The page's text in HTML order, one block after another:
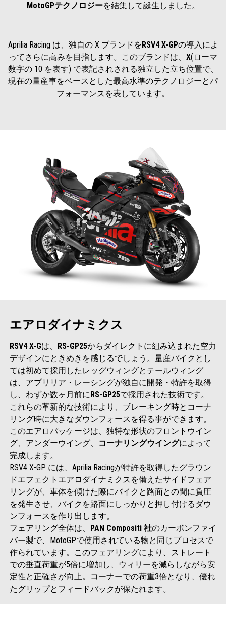
MotoGPテクノロジーを結集して誕生しました。
Aprilia Racing は、独自の X ブランドをRSV4 X-GPの導入によ
ってさらに高みを目指します。このブランドは、 X(ローマ
数字の 10 を表す) で表記されされる独立した立ち位置で、
現在の量産車をベースとした最高水準のテクノロジーとパ
フォーマンスを表しています。
エアロダイナミクス
RSV4 X-Gは、 RS-GP25からダイレクトに組み込まれた空力
デザインにときめきを感じるでしょう。量産バイクとし
ては初めて採用したレッグウィングとテールウィング
は、アプリリア・レーシングが独自に開発・特許を取得
し、わずか数ヶ月前にRS-GP25で採用された技術です。
これらの革新的な技術により、ブレーキング時とコーナ
リング時に大きなダウンフォースを得る事ができます。
このエアロパッケージは、独特な形状のフロントウイン
グ、アンダーウイング、
コーナリングウイングによって
完成します。
RSV4 X-GP には、Aprilia Racingが特許を取得したグラウン
ドエフェクトエアロダイナミクスを備えたサイドフェア
リングが、車体を傾けた際にバイクと路面との間に負圧
を発生させ、バイクを路面にしっかりと押し付けるダウ
ンフォースを作り出します。
フェアリング全体は、 PAN Compositi 社のカーボンファイ
バー製で、MotoGPで使用されている物と同じプロセスで
作られています。このフェアリングにより、ストレート
での垂直荷重が5倍に増加し、ウィリーを減らしながら安
定性と正確さが向上。コーナーでの荷重3倍となり、優れ
たグリップとフィードバックが保たれます。